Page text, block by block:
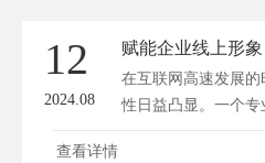
12
2024.08
在互联网高速发展
性日益凸显。一个专
不...
查看详情